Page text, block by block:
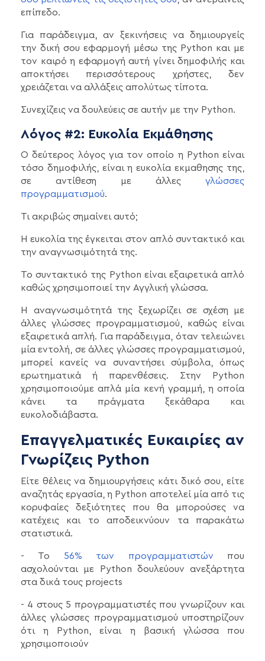
επίπεδο.
Για παράδειγμα, αν ξεκινήσεις να δημιουργείς
την δική σου εφαρμογή μέσω της Python και με
τον καιρό η εφαρμογή αυτή γίνει δημοφιλής και
αποκτήσει περισσότερους χρήστες, δεν
χρειάζεται να αλλάξεις απολύτως τίποτα.
Συνεχίζεις να δουλεύεις σε αυτήν με την Python.
Λόγος #2: Ευκολία Εκμάθησης
O δεύτερος λόγος για τον οποίο η Python είναι
τόσο δημοφιλής, είναι η ευκολία εκμαθησης της,
σε αντίθεση με άλλες γλώσσες
προγραμματισμού.
Τι ακριβώς σημαίνει αυτό;
Η ευκολία της έγκειται στον απλό συντακτικό και
την αναγνωσιμότητά της.
Το συντακτικό της Python είναι εξαιρετικά απλό
καθώς χρησιμοποιεί την Αγγλική γλώσσα.
Η αναγνωσιμότητά της ξεχωρίζει σε σχέση με
άλλες γλώσσες προγραμματισμού, καθώς είναι
εξαιρετικά απλή. Για παράδειγμα, όταν τελειώνει
μία εντολή, σε άλλες γλώσσες προγραμματισμού,
μπορεί κανείς να συναντήσει σύμβολα, όπως
ερωτηματικά ή παρενθέσεις. Στην Python
χρησιμοποιούμε απλά μία κενή γραμμή, η οποία
κάνει τα πράγματα ξεκάθαρα και
ευκολοδιάβαστα.
Επαγγελματικές Ευκαιρίες αν
Γνωρίζεις Python
Είτε θέλεις να δημιουργήσεις κάτι δικό σου, είτε
αναζητάς εργασία, η Python αποτελεί μία από τις
κορυφαίες δεξιότητες που θα μπορούσες να
κατέχεις και το αποδεικνύουν τα παρακάτω
στατιστικά.
- Το 56% των προγραμματιστών που
ασχολούνται με Python δουλεύουν ανεξάρτητα
στα δικά τους projects
- 4 στους 5 προγραμματιστές που γνωρίζουν και
άλλες γλώσσες προγραμματισμού υποστηρίζουν
ότι η Python, είναι η βασική γλώσσα που
χρησιμοποιούν